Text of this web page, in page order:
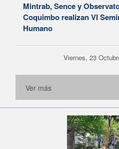
Mintrab, Sence y
Coquimbo realizan VI
Humano
Viernes, 23
Ver más